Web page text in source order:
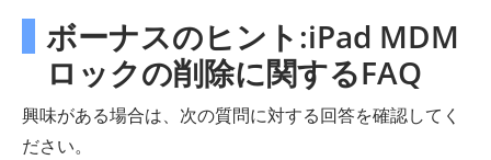
ボーナスのヒント:iPad MDM
ロックの削除に関するFAQ
興味がある場合は、次の質問に対する回答を確認してく
ださい。